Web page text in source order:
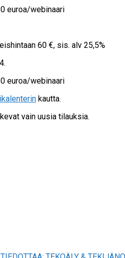
euroa/webinaari
60 €, sis. alv 25,5%
euroa/webinaari
kautta.
vain uusia tilauksia.